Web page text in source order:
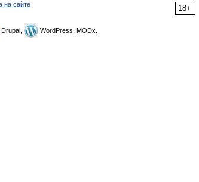
18+
на сайте
Drupal, WordPress, MODx.